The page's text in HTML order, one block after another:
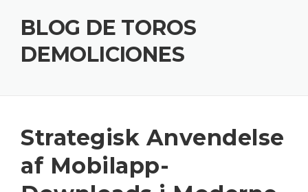
BLOG DE TOROS
DEMOLICIONES
Strategisk Anvendelse
af Mobilapp-